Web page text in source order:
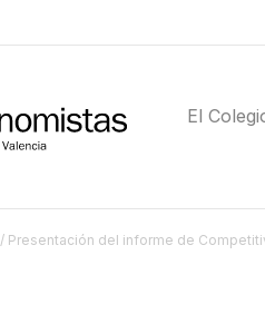
El
/ Presentación del informe de